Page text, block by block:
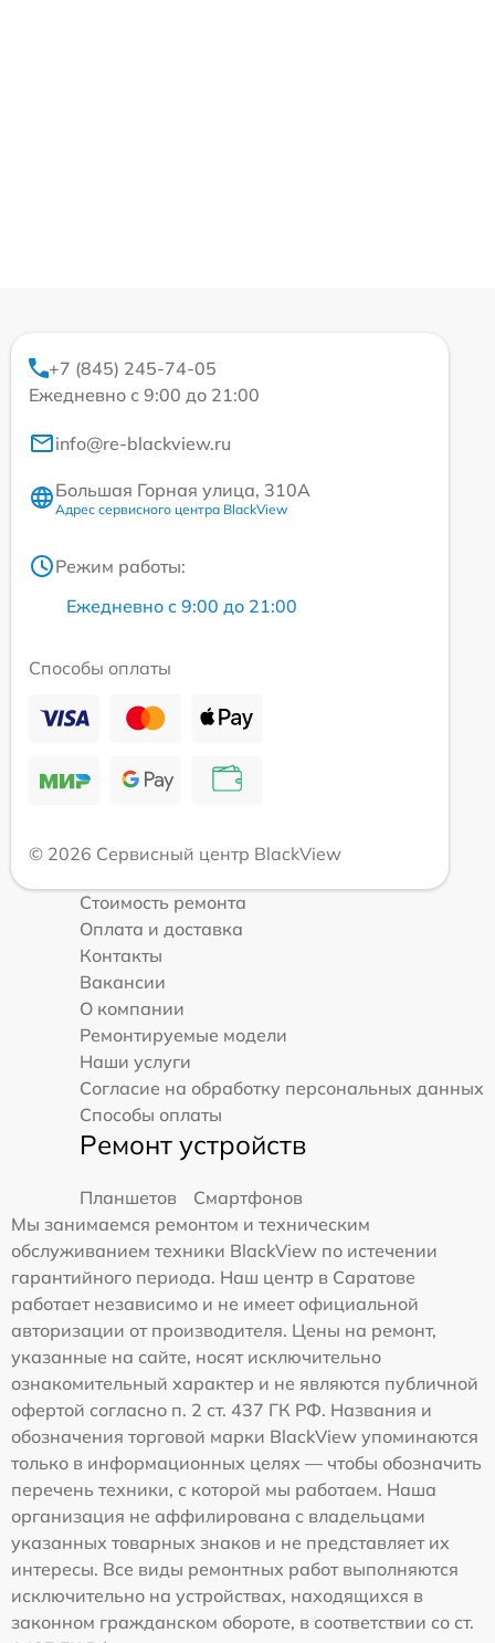
+7 (845) 245-74-05
Ежедневно с 9:00 до 21:00
info@re-blackview.ru
Большая Горная улица, 310А
Адрес сервисного центра BlackView
Режим работы:
Ежедневно с 9:00 до 21:00
Способы оплаты
© 2026 Сервисный центр BlackView
Стоимость ремонта
Оплата и доставка
Контакты
Вакансии
О компании
Ремонтируемые модели
Наши услуги
Согласие на обработку персональных данных
Способы оплаты
Ремонт устройств
Планшетов
Смартфонов
Мы занимаемся ремонтом и техническим
обслуживанием техники BlackView по истечении
гарантийного периода. Наш центр в Саратове
работает независимо и не имеет официальной
авторизации от производителя. Цены на ремонт,
указанные на сайте, носят исключительно
ознакомительный характер и не являются публичной
офертой согласно п. 2 ст. 437 ГК РФ. Названия и
обозначения торговой марки BlackView упоминаются
только в информационных целях — чтобы обозначить
перечень техники, с которой мы работаем. Наша
организация не аффилирована с владельцами
указанных товарных знаков и не представляет их
интересы. Все виды ремонтных работ выполняются
исключительно на устройствах, находящихся в
законном гражданском обороте, в соответствии со ст.